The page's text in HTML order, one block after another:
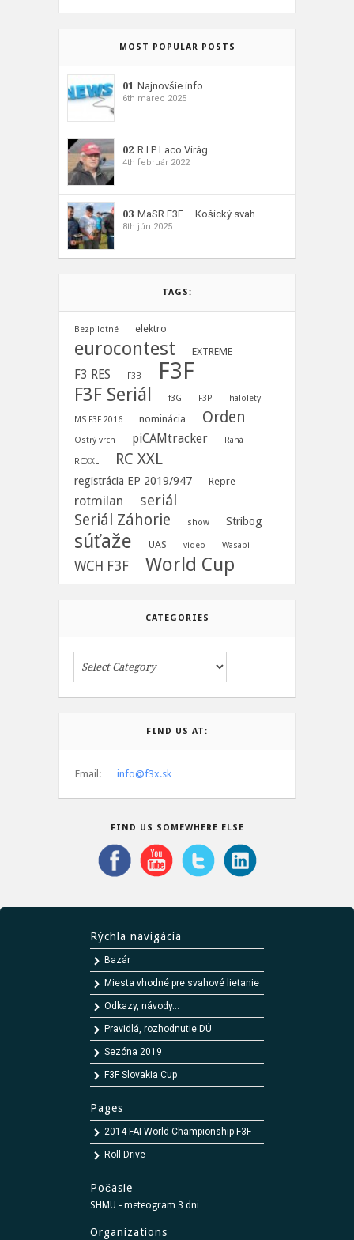
MOST POPULAR POSTS
01 Najnovšie info…
6th marec 2025
02 R.I.P Laco Virág
4th február 2022
03 MaSR F3F – Košický svah
8th jún 2025
TAGS:
Bezpilotné elektro
eurocontest EXTREME
F3 RES F3B F3F
F3F Seriál f3G F3P halolety
MS F3F 2016 nominácia Orden
Ostrý vrch piCAMtracker Raná
RCXXL RC XXL
registrácia EP 2019/947 Repre
rotmilan seriál
Seriál Záhorie show Stribog
súťaže UAS video Wasabi
WCH F3F World Cup
CATEGORIES
FIND US AT:
Email: info@f3x.sk
FIND US SOMEWHERE ELSE
Rýchla navigácia
Bazár
Miesta vhodné pre svahové lietanie
Odkazy, návody...
Pravidlá, rozhodnutie DÚ
Sezóna 2019
F3F Slovakia Cup
Pages
2014 FAI World Championship F3F
Roll Drive
Počasie
SHMU - meteogram 3 dni
Organizations